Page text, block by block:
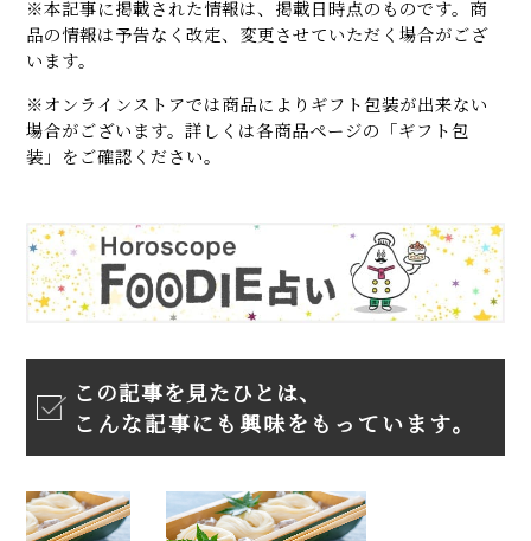
※本記事に掲載された情報は、掲載日時点のものです。商
品の情報は予告なく改定、変更させていただく場合がござ
います。
※オンラインストアでは商品によりギフト包装が出来ない
場合がございます。詳しくは各商品ページの「ギフト包
装」をご確認ください。
この記事を見たひとは、
こんな記事にも興味をもっています。